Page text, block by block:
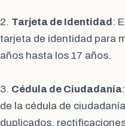
2. Tarjeta de Identidad :
tarjeta de identidad para
años hasta los 17 años.
3. Cédula de Ciudadanía
de la cédula de
duplicados,